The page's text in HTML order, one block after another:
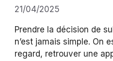
21/04/2025
Prendre la décision de
n’est jamais simple. On
regard, retrouver une